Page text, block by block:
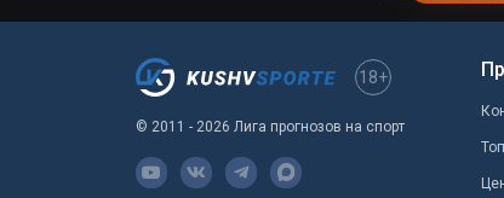
18+
© 2011 - 2026 Лига прогнозов на спорт